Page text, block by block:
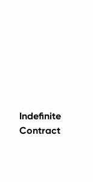
Indefinite
Contract